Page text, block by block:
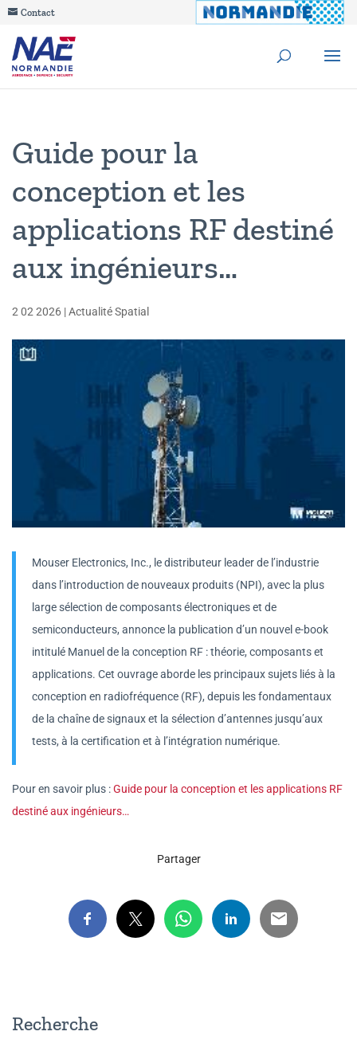
Contact
Guide pour la
conception et les
applications RF destiné
aux ingénieurs…
2 02 2026 |Actualité Spatial
Mouser Electronics, Inc., le distributeur leader de l’industrie
dans l’introduction de nouveaux produits (NPI), avec la plus
large sélection de composants électroniques et de
semiconducteurs, annonce la publication d’un nouvel e-book
intitulé Manuel de la conception RF : théorie, composants et
applications. Cet ouvrage aborde les principaux sujets liés à la
conception en radiofréquence (RF), depuis les fondamentaux
de la chaîne de signaux et la sélection d’antennes jusqu’aux
tests, à la certification et à l’intégration numérique.
Pour en savoir plus :Guide pour la conception et les applications RF
destiné aux ingénieurs…
Partager
Recherche